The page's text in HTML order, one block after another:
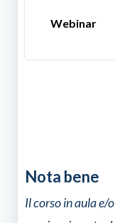
Webinar
Nota bene
Il corso in aula e/